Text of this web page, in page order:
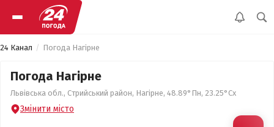
24 Канал Погода Нагірне
Погода Нагірне
Львівська обл., Стрийський район, Нагірне, 48.89°Пн, 23.25°Сх
Змінити місто